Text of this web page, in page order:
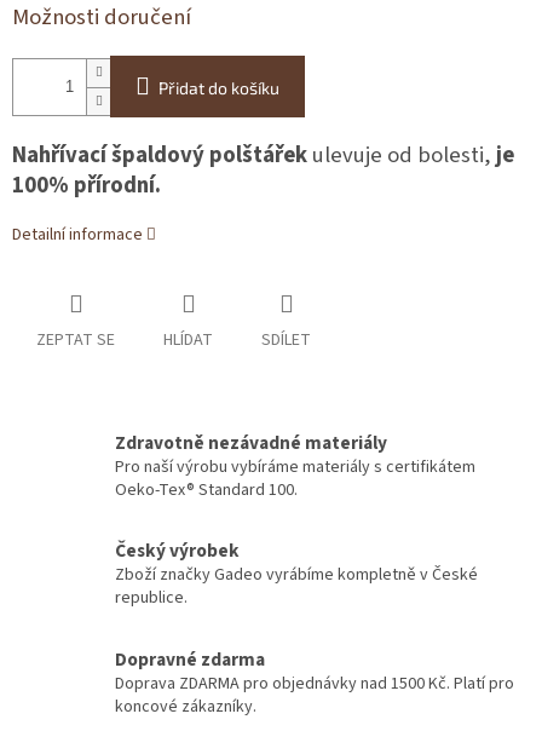
Možnosti doručení
Přidat do košíku
Nahřívací špaldový polštářekulevuje od bolesti,je
100% přírodní.
Detailní informace
ZEPTAT SE HLÍDAT SDÍLET
Zdravotně nezávadné materiály
Pro naší výrobu vybíráme materiály s certifikátem
Oeko-Tex® Standard 100.
Český výrobek
Zboží značky Gadeo vyrábíme kompletně v České
republice.
Dopravné zdarma
Doprava ZDARMA pro objednávky nad 1500 Kč. Platí pro
koncové zákazníky.